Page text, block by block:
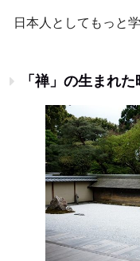
日本人としてもっと
「禅」の生まれた